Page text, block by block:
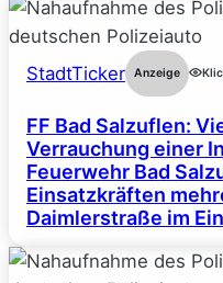
StadtTicker Anzeige
FF Bad Salzuflen:
Verrauchung einer
Feuerwehr Bad
Einsatzkräften
Daimlerstraße im